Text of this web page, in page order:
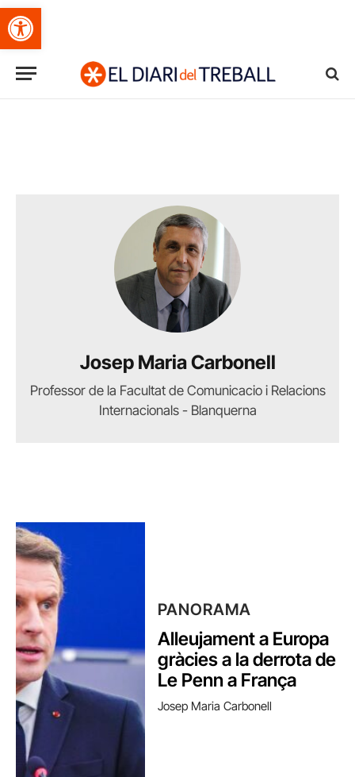
Obre la barra d'eines
Josep Maria Carbonell
Professor de la Facultat de Comunicacio i Relacions
Internacionals - Blanquerna
PANORAMA
Alleujament a Europa
gràcies a la derrota de
Le Penn a França
Josep Maria Carbonell